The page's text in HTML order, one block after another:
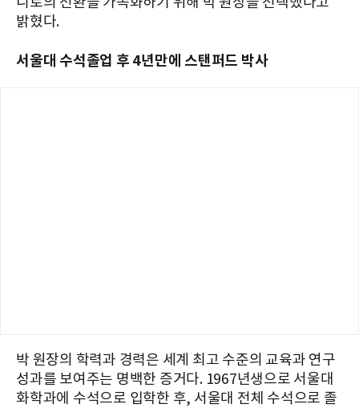
밝혔다.
서울대 수석졸업 후 4년만에 스탠퍼드 박사
박 원장의 학력과 경력은 세계 최고 수준의 교육과 연구
성과를 보여주는 명백한 증거다. 1967년생으로 서울대
화학과에 수석으로 입학한 후, 서울대 전체 수석으로 졸